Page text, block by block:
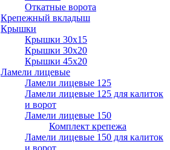
Откатные ворота
Крепежный вкладыш
Крышки
Крышки 30х15
Крышки 30х20
Крышки 45х20
Ламели лицевые
Ламели лицевые 125
Ламели лицевые 125 для калиток
и ворот
Ламели лицевые 150
Комплект крепежа
Ламели лицевые 150 для калиток
и ворот